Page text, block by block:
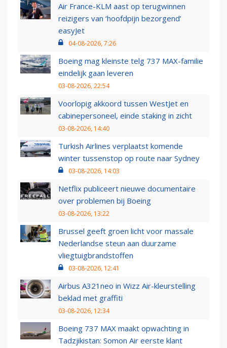
Air France-KLM aast op terugwinnen
reizigers van ‘hoofdpijn bezorgend’
easyJet
04-08-2026, 7:26
Boeing mag kleinste telg 737 MAX-familie
eindelijk gaan leveren
03-08-2026, 22:54
Voorlopig akkoord tussen WestJet en
cabinepersoneel, einde staking in zicht
03-08-2026, 14:40
Turkish Airlines verplaatst komende
winter tussenstop op route naar Sydney
03-08-2026, 14:03
Netflix publiceert nieuwe documentaire
over problemen bij Boeing
03-08-2026, 13:22
Brussel geeft groen licht voor massale
Nederlandse steun aan duurzame
vliegtuigbrandstoffen
03-08-2026, 12:41
Airbus A321neo in Wizz Air-kleurstelling
beklad met graffiti
03-08-2026, 12:34
Boeing 737 MAX maakt opwachting in
Tadzjikistan: Somon Air eerste klant